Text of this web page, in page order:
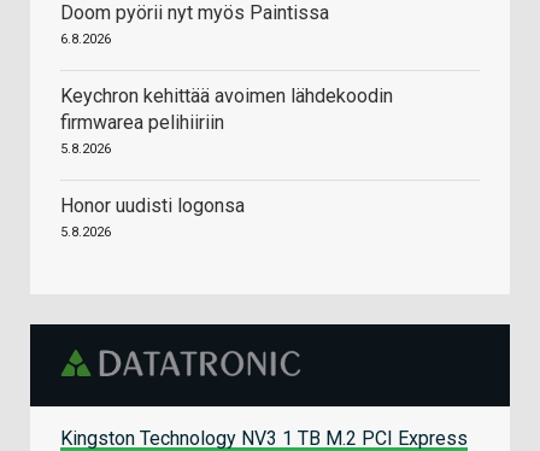
Doom pyörii nyt myös Paintissa
6.8.2026
Keychron kehittää avoimen lähdekoodin
firmwarea pelihiiriin
5.8.2026
Honor uudisti logonsa
5.8.2026
Kingston Technology NV3 1 TB M.2 PCI Express